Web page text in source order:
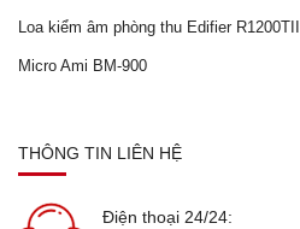
Loa kiểm âm phòng thu Edifier R1200TII
Micro Ami BM-900
THÔNG TIN LIÊN HỆ
Điện thoại 24/24: